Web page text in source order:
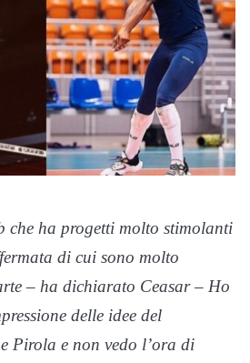
che ha progetti molto stimolanti
di cui sono molto
– ha dichiarato Ceasar – Ho
delle idee del
Pirola e non vedo l’ora di